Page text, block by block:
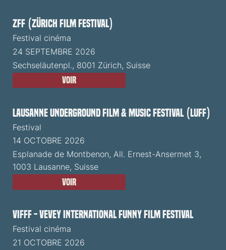
ZFF (Zürich Film Festival)
Festival cinéma
24 SEPTEMBRE 2026
Sechseläutenpl., 8001 Zürich, Suisse
Voir
Lausanne Underground Film & Music Festival (LUFF)
Festival
14 OCTOBRE 2026
Esplanade de Montbenon, All. Ernest-Ansermet 3,
1003 Lausanne, Suisse
Voir
VIFFF - Vevey International Funny Film Festival
Festival cinéma
21 OCTOBRE 2026